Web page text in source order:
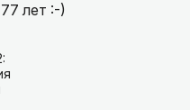
лет :-)